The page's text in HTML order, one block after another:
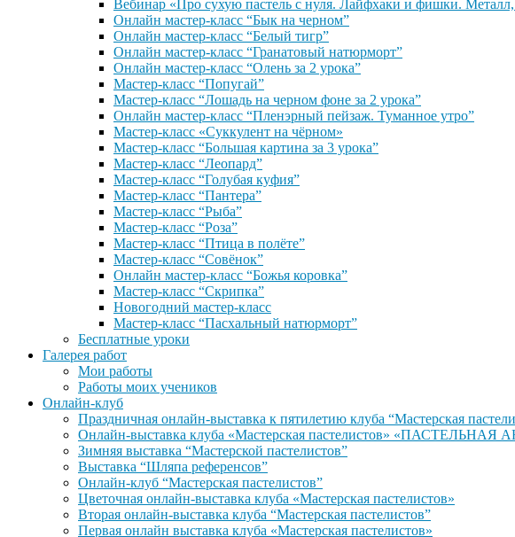
Вебинар «Про сухую пастель с нуля. Лайфхаки и фишки. Металл,
Онлайн мастер-класс “Бык на черном”
Онлайн мастер-класс “Белый тигр”
Онлайн мастер-класс “Гранатовый натюрморт”
Онлайн мастер-класс “Олень за 2 урока”
Мастер-класс “Попугай”
Мастер-класс “Лошадь на черном фоне за 2 урока”
Онлайн мастер-класс “Пленэрный пейзаж. Туманное утро”
Мастер-класс «Суккулент на чёрном»
Мастер-класс “Большая картина за 3 урока”
Мастер-класс “Леопард”
Мастер-класс “Голубая куфия”
Мастер-класс “Пантера”
Мастер-класс “Рыба”
Мастер-класс “Роза”
Мастер-класс “Птица в полёте”
Мастер-класс “Совёнок”
Онлайн мастер-класс “Божья коровка”
Мастер-класс “Скрипка”
Новогодний мастер-класс
Мастер-класс “Пасхальный натюрморт”
Бесплатные уроки
Галерея работ
Мои работы
Работы моих учеников
Онлайн-клуб
Праздничная онлайн-выставка к пятилетию клуба “Мастерская
Онлайн-выставка клуба «Мастерская пастелистов»
Зимняя выставка “Мастерской пастелистов”
Выставка “Шляпа референсов”
Онлайн-клуб “Мастерская пастелистов”
Цветочная онлайн-выставка клуба «Мастерская пастелистов»
Вторая онлайн-выставка клуба “Мастерская пастелистов”
Первая онлайн выставка клуба «Мастерская пастелистов»